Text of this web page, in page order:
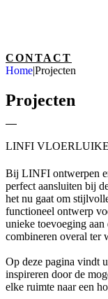
CONTACT
Home|Projecten
Projecten
LINFI
Bij LINFI ontwerpen
perfect aansluiten bij
het nu gaat om
functioneel ontwerp
unieke toevoeging
combineren overal ter
Op deze pagina vindt
inspireren door de
elke ruimte naar een